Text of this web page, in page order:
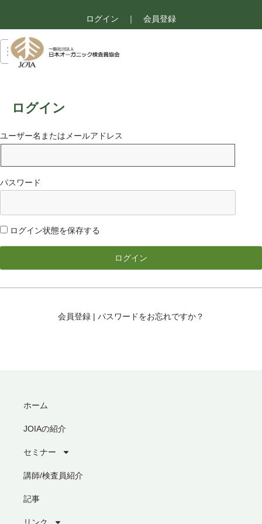
ログイン ｜ 会員登録
ログイン
ユーザー名またはメールアドレス
パスワード
ログイン状態を保存する
会員登録 | パスワードをお忘れですか？
ホーム
JOIAの紹介
セミナー
講師/検査員紹介
記事